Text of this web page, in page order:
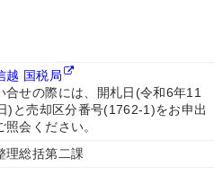
越 国税局
合せの際には、開札日(令和6年11
)と売却区分番号(1762-1)をお申出
照会ください。
理総括第二課